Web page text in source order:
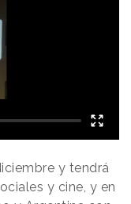
y tendrá
y cine, y en